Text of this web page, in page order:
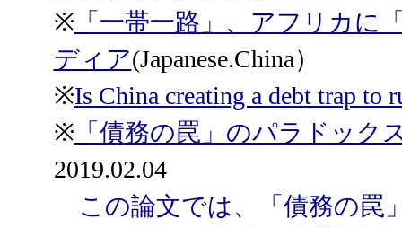
※ 「一帯一路」、アフリカに
ディア(Japanese.China）
※Is China creating a debt trap to
※ 「債務の罠」のパラドッ
2019.02.04
この論文では、「債務の罠